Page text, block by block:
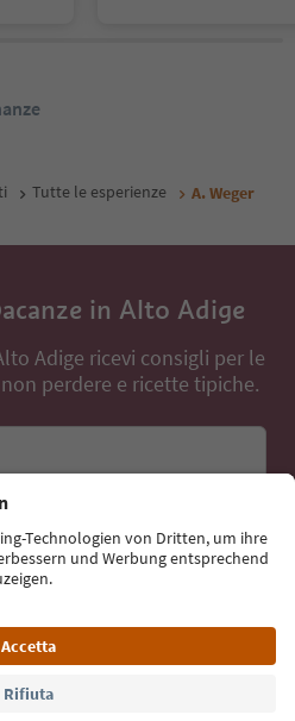
Tutte le esperienze A. Weger
in Alto Adige
Adige ricevi consigli per le
perdere e ricette tipiche.
alla newsletter